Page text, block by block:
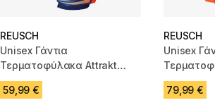
REUSCH
Unisex Γάντια
Τερματοφύλακα Attrakt
Freegel Advance - Μπλε/
Λευκά
59,99 €
REUSCH
Unisex
-
79,99 €